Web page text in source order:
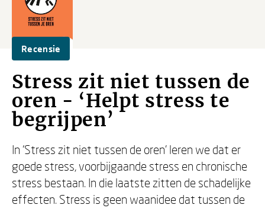
Recensie
Stress zit niet tussen de
oren - ‘Helpt stress te
begrijpen’
In ‘Stress zit niet tussen de oren’ leren we dat er
goede stress, voorbijgaande stress en chronische
stress bestaan. In die laatste zitten de schadelijke
effecten. Stress is geen waanidee dat tussen de